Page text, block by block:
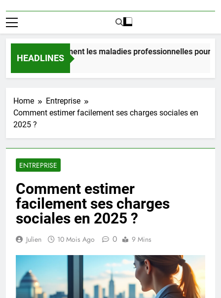
HEADLINES
vraiment les maladies professionnelles pour un
Home
Entreprise
Comment estimer facilement ses charges sociales en
2025 ?
ENTREPRISE
Comment estimer
facilement ses charges
sociales en 2025 ?
Julien 10 Mois Ago 0 9 Mins